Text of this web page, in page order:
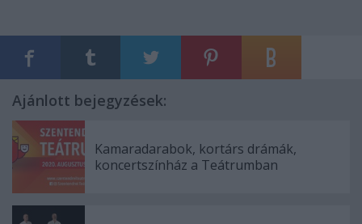
Ajánlott bejegyzések:
Kamaradarabok, kortárs drámák,
koncertszínház a Teátrumban